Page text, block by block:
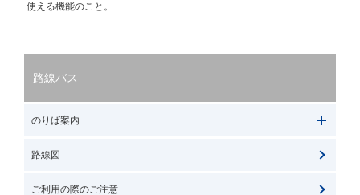
使える機能のこと。
路線バス
のりば案内
路線図
ご利用の際のご注意